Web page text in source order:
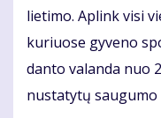
lie­ti­mo. Ap­link vi­si
ku­riuo­se gy­ve­no
dan­to va­lan­da nuo
nu­sta­ty­tų sau­gu­mo